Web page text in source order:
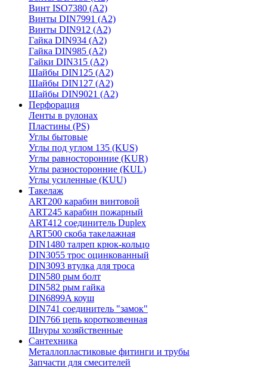
Винт ISO7380 (A2)
Винты DIN7991 (A2)
Винты DIN912 (A2)
Гайка DIN934 (A2)
Гайка DIN985 (A2)
Гайки DIN315 (A2)
Шайбы DIN125 (A2)
Шайбы DIN127 (A2)
Шайбы DIN9021 (A2)
Перфорация
Ленты в рулонах
Пластины (PS)
Углы бытовые
Углы под углом 135 (KUS)
Углы равносторонние (KUR)
Углы разносторонние (KUL)
Углы усиленные (KUU)
Такелаж
ART200 карабин винтовой
ART245 карабин пожарный
ART412 соединитель Duplex
ART500 скоба такелажная
DIN1480 талреп крюк-кольцо
DIN3055 трос оцинкованный
DIN3093 втулка для троса
DIN580 рым болт
DIN582 рым гайка
DIN6899A коуш
DIN741 соединитель "замок"
DIN766 цепь короткозвенная
Шнуры хозяйственные
Сантехника
Металлопластиковые фитинги и трубы
Запчасти для смесителей